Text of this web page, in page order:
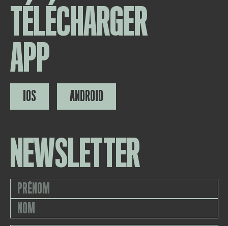
TÉLÉCHARGER
APP
IOS ANDROID
NEWSLETTER